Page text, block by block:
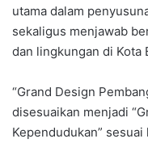
utama dalam
sekaligus menjawab
dan lingkungan di Kota
“Grand Design
disesuaikan menjadi
Kependudukan”